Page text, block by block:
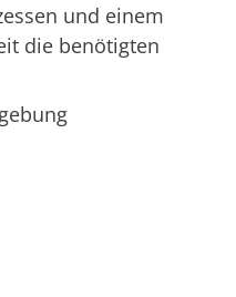
und einem
die benötigten